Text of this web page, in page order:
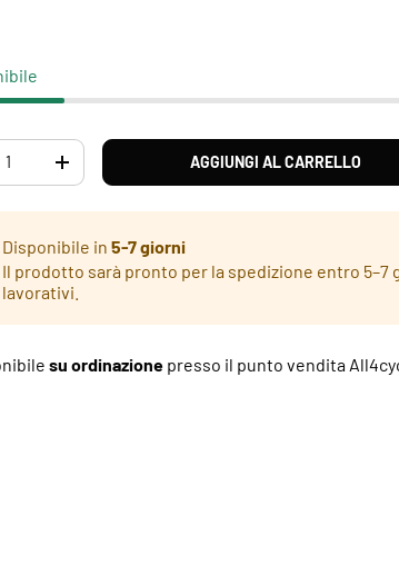
LA QUANTITÀ
AUMENTA LA QUANTITÀAGGIUNGI AL CARRELLO
Disponibile in5-7 giorni
Il prodotto sarà pronto per la spedizione entro 5–7
lavorativi.
su ordinazione presso il punto vendita